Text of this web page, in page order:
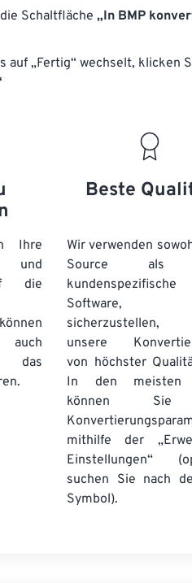
Schaltfläche „In BMP
auf „Fertig“ wechselt, klicken
Ihre
und
die
das
Beste
Wir verwenden
Source als
kundenspezifische
Software,
unsere
von höchster
In den meisten
können
mithilfe der
Einstellungen“
suchen Sie nach
Symbol).